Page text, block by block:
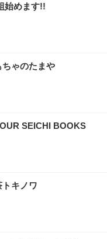
始めます!!
ちゃのたまや
SEICHI BOOKS
キノワ